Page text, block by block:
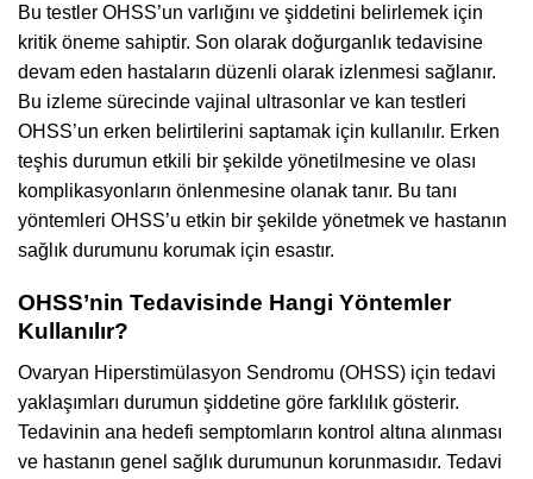
Bu testler OHSS’un varlığını ve şiddetini belirlemek için
kritik öneme sahiptir. Son olarak doğurganlık tedavisine
devam eden hastaların düzenli olarak izlenmesi sağlanır.
Bu izleme sürecinde vajinal ultrasonlar ve kan testleri
OHSS’un erken belirtilerini saptamak için kullanılır. Erken
teşhis durumun etkili bir şekilde yönetilmesine ve olası
komplikasyonların önlenmesine olanak tanır. Bu tanı
yöntemleri OHSS’u etkin bir şekilde yönetmek ve hastanın
sağlık durumunu korumak için esastır.
OHSS’nin Tedavisinde Hangi Yöntemler
Kullanılır?
Ovaryan Hiperstimülasyon Sendromu (OHSS) için tedavi
yaklaşımları durumun şiddetine göre farklılık gösterir.
Tedavinin ana hedefi semptomların kontrol altına alınması
ve hastanın genel sağlık durumunun korunmasıdır. Tedavi